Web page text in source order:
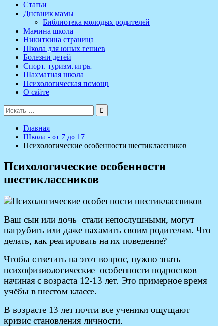
Статьи
Дневник мамы
Библиотека молодых родителей
Мамина школа
Никиткина страница
Школа для юных гениев
Болезни детей
Спорт, туризм, игры
Шахматная школа
Психологическая помощь
О сайте
Поиск
для:
Главная
Школа - от 7 до 17
Психологические особенности шестиклассников
Психологические особенности
шестиклассников
Ваш сын или дочь стали непослушными, могут
нагрубить или даже нахамить своим родителям. Что
делать, как реагировать на их поведение?
Чтобы ответить на этот вопрос, нужно знать
психофизиологические особенности подростков
начиная с возраста 12-13 лет. Это примерное время
учёбы в шестом классе.
В возрасте 13 лет почти все ученики ощущают
кризис становления личности.